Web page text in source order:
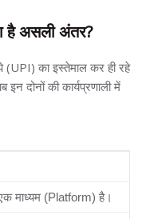
है असली अंतर?
का इस्तेमाल कर ही रहे
दोनों की कार्यप्रणाली में
माध्यम (Platform) है।